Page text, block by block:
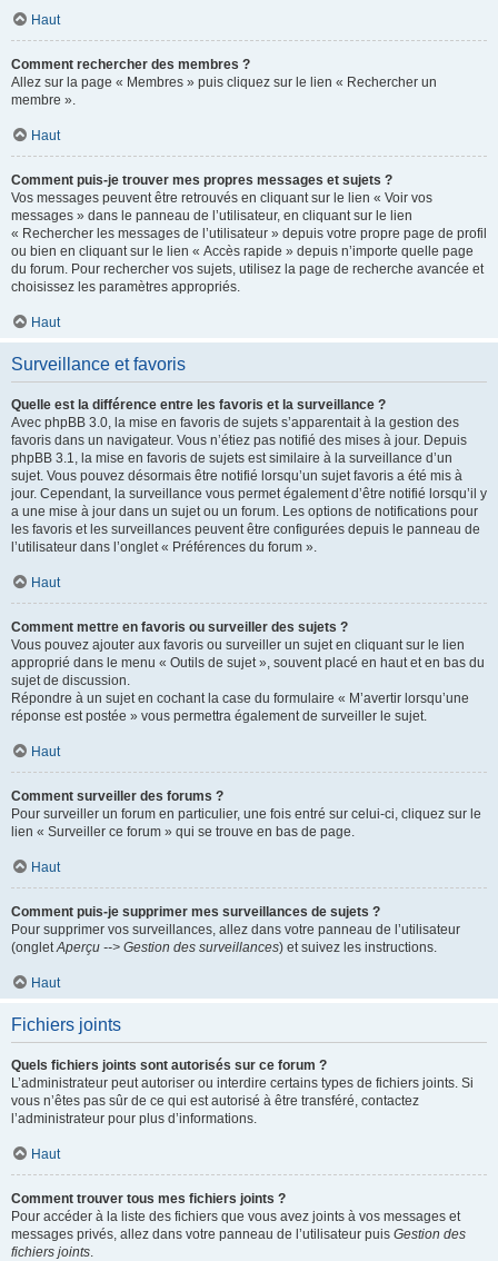
Haut
Comment rechercher des membres ?
Allez sur la page « Membres » puis cliquez sur le lien « Rechercher un
membre ».
Haut
Comment puis-je trouver mes propres messages et sujets ?
Vos messages peuvent être retrouvés en cliquant sur le lien « Voir vos
messages » dans le panneau de l’utilisateur, en cliquant sur le lien
« Rechercher les messages de l’utilisateur » depuis votre propre page de profil
ou bien en cliquant sur le lien « Accès rapide » depuis n’importe quelle page
du forum. Pour rechercher vos sujets, utilisez la page de recherche avancée et
choisissez les paramètres appropriés.
Haut
Surveillance et favoris
Quelle est la différence entre les favoris et la surveillance ?
Avec phpBB 3.0, la mise en favoris de sujets s’apparentait à la gestion des
favoris dans un navigateur. Vous n’étiez pas notifié des mises à jour. Depuis
phpBB 3.1, la mise en favoris de sujets est similaire à la surveillance d’un
sujet. Vous pouvez désormais être notifié lorsqu’un sujet favoris a été mis à
jour. Cependant, la surveillance vous permet également d’être notifié lorsqu’il y
a une mise à jour dans un sujet ou un forum. Les options de notifications pour
les favoris et les surveillances peuvent être configurées depuis le panneau de
l’utilisateur dans l’onglet « Préférences du forum ».
Haut
Comment mettre en favoris ou surveiller des sujets ?
Vous pouvez ajouter aux favoris ou surveiller un sujet en cliquant sur le lien
approprié dans le menu « Outils de sujet », souvent placé en haut et en bas du
sujet de discussion.
Répondre à un sujet en cochant la case du formulaire « M’avertir lorsqu’une
réponse est postée » vous permettra également de surveiller le sujet.
Haut
Comment surveiller des forums ?
Pour surveiller un forum en particulier, une fois entré sur celui-ci, cliquez sur le
lien « Surveiller ce forum » qui se trouve en bas de page.
Haut
Comment puis-je supprimer mes surveillances de sujets ?
Pour supprimer vos surveillances, allez dans votre panneau de l’utilisateur
(ongletAperçu --> Gestion des surveillances) et suivez les instructions.
Haut
Fichiers joints
Quels fichiers joints sont autorisés sur ce forum ?
L’administrateur peut autoriser ou interdire certains types de fichiers joints. Si
vous n’êtes pas sûr de ce qui est autorisé à être transféré, contactez
l’administrateur pour plus d’informations.
Haut
Comment trouver tous mes fichiers joints ?
Pour accéder à la liste des fichiers que vous avez joints à vos messages et
messages privés, allez dans votre panneau de l’utilisateur puis Gestion des
fichiers joints.